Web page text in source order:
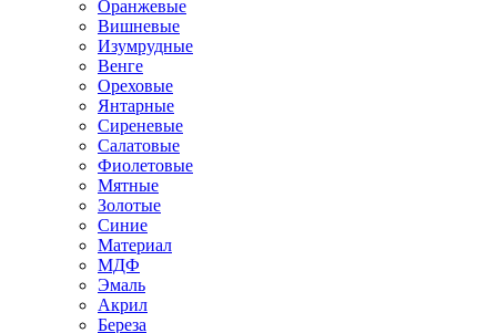
Оранжевые
Вишневые
Изумрудные
Венге
Ореховые
Янтарные
Сиреневые
Салатовые
Фиолетовые
Мятные
Золотые
Синие
Материал
МДФ
Эмаль
Акрил
Береза